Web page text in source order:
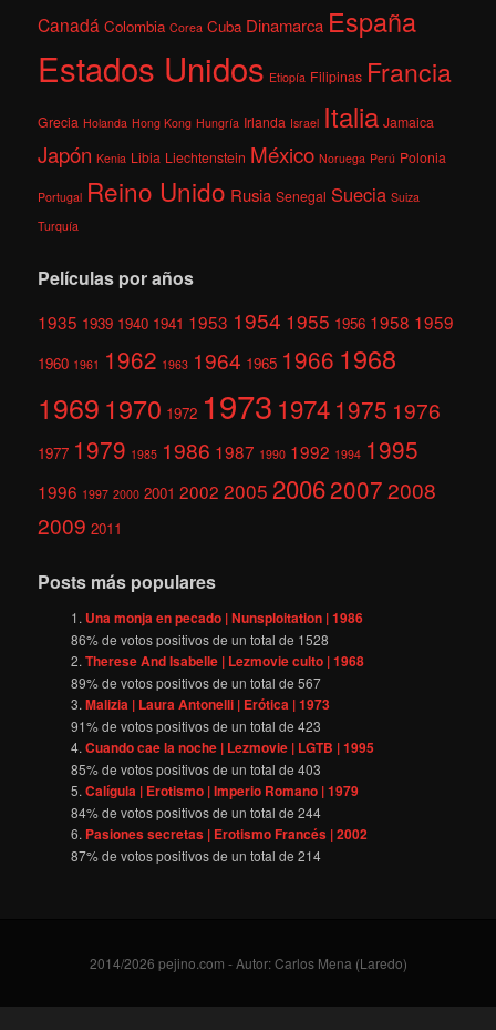
Canadá Colombia Corea Cuba Dinamarca España
Estados Unidos Etiopía Filipinas Francia
Grecia Holanda Hong Kong Hungría Irlanda Israel Italia Jamaica
Japón Kenia Libia Liechtenstein México Noruega Perú Polonia
Portugal Reino Unido Rusia Senegal Suecia Suiza
Turquía
Películas por años
1935 1939 1940 1941 1953 1954 1955 1956 1958 1959
1960 1961 1962 1963 1964 1965 1966 1968
1969 1970 1972 1973 1974 1975 1976
1977 1979 1985 1986 1987 1990 1992 1994 1995
1996 1997 2000 2001 2002 2005 200620072008
2009 2011
Posts más populares
Una monja en pecado | Nunsploitation | 1986
86% de votos positivos de un total de 1528
Therese And Isabelle | Lezmovie culto | 1968
89% de votos positivos de un total de567
Malizia | Laura Antonelli | Erótica | 1973
91% de votos positivos de un total de423
Cuando cae la noche | Lezmovie | LGTB | 1995
85% de votos positivos de un total de403
Calígula | Erotismo | Imperio Romano | 1979
84% de votos positivos de un total de244
Pasiones secretas | Erotismo Francés | 2002
87% de votos positivos de un total de214
2014/2026 pejino.com - Autor: Carlos Mena (Laredo)